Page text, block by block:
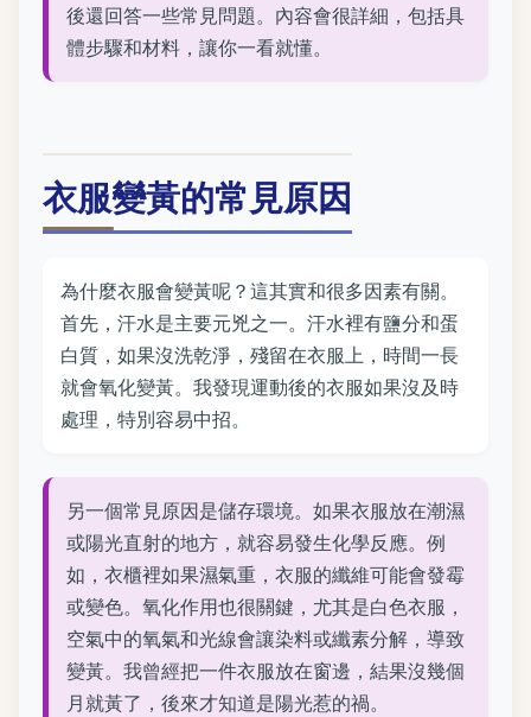
後還回答一些常見問題。內容會很詳細，包括具
體步驟和材料，讓你一看就懂。
衣服變黃的常見原因
為什麼衣服會變黃呢？這其實和很多因素有關。
首先，汗水是主要元兇之一。汗水裡有鹽分和蛋
白質，如果沒洗乾淨，殘留在衣服上，時間一長
就會氧化變黃。我發現運動後的衣服如果沒及時
處理，特別容易中招。
另一個常見原因是儲存環境。如果衣服放在潮濕
或陽光直射的地方，就容易發生化學反應。例
如，衣櫃裡如果濕氣重，衣服的纖維可能會發霉
或變色。氧化作用也很關鍵，尤其是白色衣服，
空氣中的氧氣和光線會讓染料或纖素分解，導致
變黃。我曾經把一件衣服放在窗邊，結果沒幾個
月就黃了，後來才知道是陽光惹的禍。